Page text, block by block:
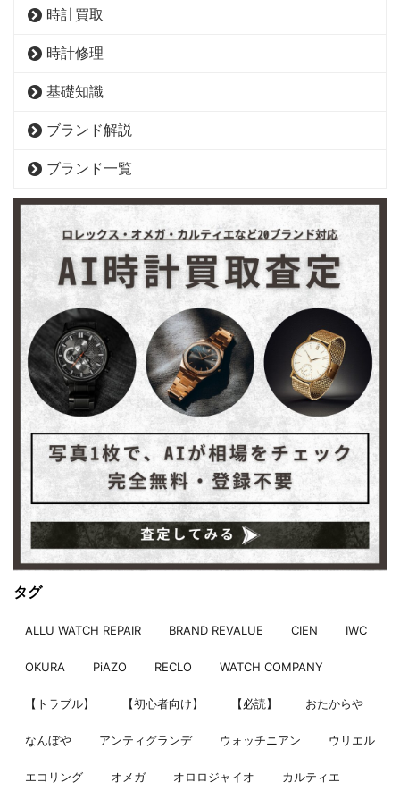
時計買取
時計修理
基礎知識
ブランド解説
ブランド一覧
タグ
ALLU WATCH REPAIR BRAND REVALUE CIEN IWC
OKURA PiAZO RECLO WATCH COMPANY
【トラブル】 【初心者向け】 【必読】 おたからや
なんぼや アンティグランデ ウォッチニアン ウリエル
エコリング オメガ オロロジャイオ カルティエ